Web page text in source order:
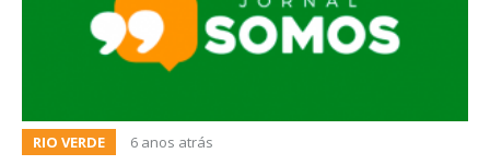
RIO VERDE 6 anos atrás